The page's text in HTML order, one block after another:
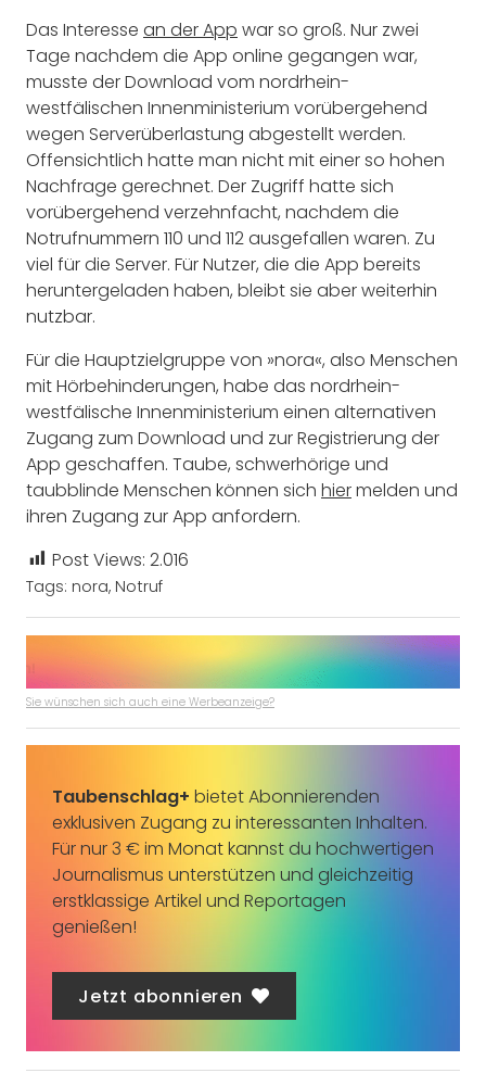
Das Interesse an der App war so groß. Nur zwei
Tage nachdem die App online gegangen war,
musste der Download vom nordrhein-
westfälischen Innenministerium vorübergehend
wegen Serverüberlastung abgestellt werden.
Offensichtlich hatte man nicht mit einer so hohen
Nachfrage gerechnet. Der Zugriff hatte sich
vorübergehend verzehnfacht, nachdem die
Notrufnummern 110 und 112 ausgefallen waren. Zu
viel für die Server. Für Nutzer, die die App bereits
heruntergeladen haben, bleibt sie aber weiterhin
nutzbar.
Für die Hauptzielgruppe von »nora«, also Menschen
mit Hörbehinderungen, habe das nordrhein-
westfälische Innenministerium einen alternativen
Zugang zum Download und zur Registrierung der
App geschaffen. Taube, schwerhörige und
taubblinde Menschen können sich hiermelden und
ihren Zugang zur App anfordern.
Post Views: 2.016
Tags: nora, Notruf
Sie wünschen sich auch eine Werbeanzeige?
Taubenschlag+ bietet Abonnierenden
exklusiven Zugang zu interessanten Inhalten.
Für nur 3 € im Monat kannst du hochwertigen
Journalismus unterstützen und gleichzeitig
erstklassige Artikel und Reportagen
genießen!
Jetzt abonnieren